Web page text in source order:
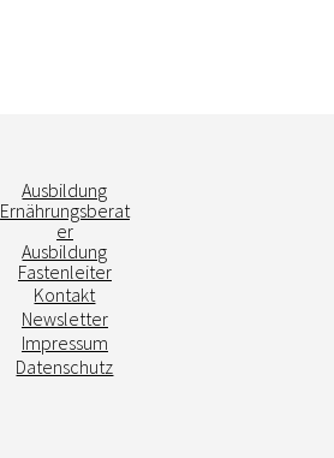
Ausbildung
Ernährungsberat
er
Ausbildung
Fastenleiter
Kontakt
Newsletter
Impressum
Datenschutz